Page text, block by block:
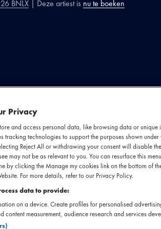
BNLX | Deze artiest is nu te boeken
keren opnieuw uitgevonden
én als frontman van de
erkenning als soloartiest met
3voor12 Award voor Beste
Bloot 'n Paranoïde, toont
uitstraling is een perfecte
gewaagd maar ten alle
Privacy
and access personal data, like browsing data or unique
tracking technologies to support the purposes shown
Reject All or withdrawing your consent will disable
may not be as relevant to you. You can resurface this
by clicking the Manage my cookies link on the bottom of
For more details, refer to our Privacy Policy.
data to provide:
on a device. Create profiles for personalised
content measurement, audience research and services